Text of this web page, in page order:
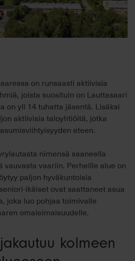
on runsaasti aktiivisia
joista suosituin on Lauttasaari
on yli 14 tuhatta jäsentä. Lisäksi
aktiivisia taloyhtiöitä, jotka
eteen.
nimensä saaneella
vauvasta vaariin. Perheille alue on
paljon hyväkuntoisia
ikäiset ovat saattaneet asua
joka luo pohjaa toimivalle
omaleimaisuudelle.
kolmeen